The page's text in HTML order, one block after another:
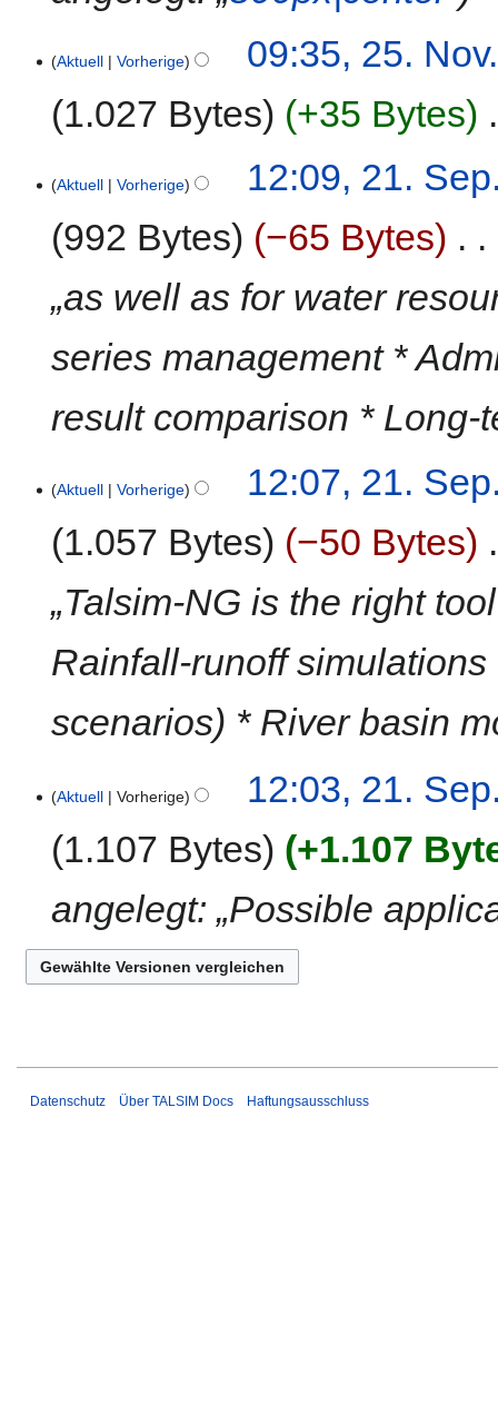
November
Aktuell Vorherige
09:35, 25.
1.027 Bytes
+35 Bytes
e
n
e
r
b
i
n
s
s
m
e
a
s
u
g
September
Aktuell Vorherige
12:09, 21.
992 Bytes
−65 Bytes
„as well as for water
series management *
result comparison *
Aktuell Vorherige
12:07, 21.
1.057 Bytes
−50 Bytes
„Talsim-NG is the right
Rainfall-runoff
scenarios) * River basin
Aktuell Vorherige
12:03, 21.
1.107 Bytes
+1.107
angelegt: „Possible
Datenschutz Über TALSIM Docs Haftungsausschluss